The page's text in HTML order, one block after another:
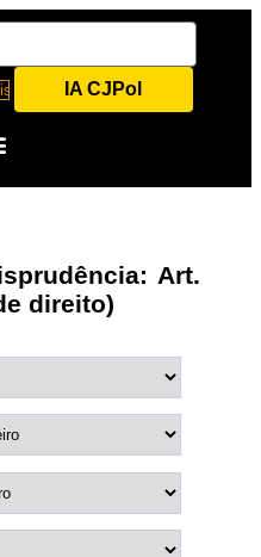
IA CJPol
Art.
direito)